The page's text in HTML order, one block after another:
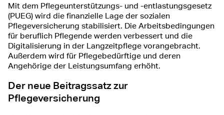
Mit dem Pflegeunterstützungs- und -entlastungsgesetz
(PUEG) wird die finanzielle Lage der sozialen
Pflegeversicherung stabilisiert. Die Arbeitsbedingungen
für beruflich Pflegende werden verbessert und die
Digitalisierung in der Langzeitpflege vorangebracht.
Außerdem wird für Pflegebedürftige und deren
Angehörige der Leistungsumfang erhöht.
Der neue Beitragssatz zur
Pflegeversicherung